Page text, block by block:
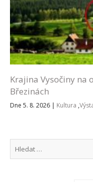
Krajina Vysočiny na
Březinách
Dne 5. 8. 2026 | Kultura ,